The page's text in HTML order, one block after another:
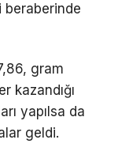
beraberinde
gram
kazandığı
yapılsa da
geldi.